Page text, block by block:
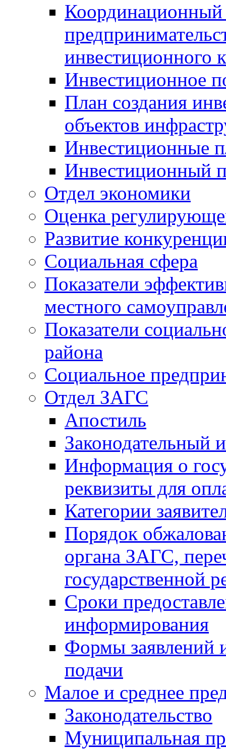
Координационный
инвестиционного
Инвестиционное
План создания
объектов
Инвестиционные
Инвестиционный
Отдел экономики
Оценка
Развитие
Социальная сфера
Показатели
местного
Показатели
района
Социальное
Отдел ЗАГС
Апостиль
Законодательный
Информация о
реквизиты для
Категории
Порядок
органа ЗАГС,
государственной
Сроки
информирования
Формы заявлений
подачи
Малое и среднее
Законодательство
Муниципальная